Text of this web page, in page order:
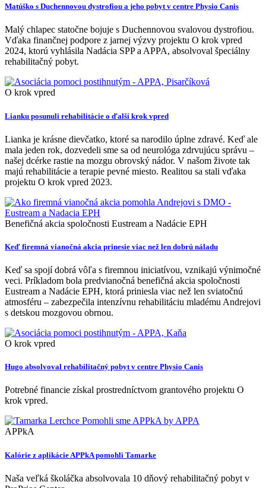
Matúško s Duchennovou dystrofiou a jeho pobyt v centre Physio Canis
Malý chlapec statočne bojuje s Duchennovou svalovou dystrofiou.
Vďaka finančnej podpore z jarnej výzvy projektu O krok vpred
2024, ktorú vyhlásila Nadácia SPP a APPA, absolvoval špeciálny
rehabilitačný pobyt.
O krok vpred
Lianku posunuli rehabilitácie o ďalší krok vpred
Lianka je krásne dievčatko, ktoré sa narodilo úplne zdravé. Keď ale
mala jeden rok, dozvedeli sme sa od neurológa zdrvujúcu správu –
našej dcérke rastie na mozgu obrovský nádor. V našom živote tak
majú rehabilitácie a terapie pevné miesto. Realitou sa stali vďaka
projektu O krok vpred 2023.
Benefičná akcia spoločnosti Eustream a Nadácie EPH
Keď firemná vianočná akcia prinesie viac než len dobrú náladu
Keď sa spojí dobrá vôľa s firemnou iniciatívou, vznikajú výnimočné
veci. Príkladom bola predvianočná benefičná akcia spoločnosti
Eustream a Nadácie EPH, ktorá priniesla viac než len sviatočnú
atmosféru – zabezpečila intenzívnu rehabilitáciu mladému Andrejovi
s detskou mozgovou obrnou.
O krok vpred
Hugo absolvoval rehabilitačný pobyt v centre Physio Canis
Potrebné financie získal prostredníctvom grantového projektu O
krok vpred.
APPkA
Kalórie z aplikácie APPkA pomohli Tamarke
Naša veľká školáčka absolvovala 10 dňový rehabilitačný pobyt v